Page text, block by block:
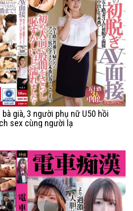
bà già, 3 người phụ nữ U50 hồi
sex cùng người lạ